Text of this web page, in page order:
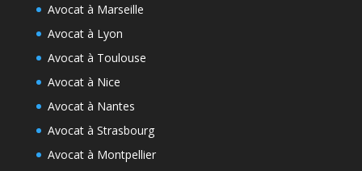
Avocat à Marseille
Avocat à Lyon
Avocat à Toulouse
Avocat à Nice
Avocat à Nantes
Avocat à Strasbourg
Avocat à Montpellier